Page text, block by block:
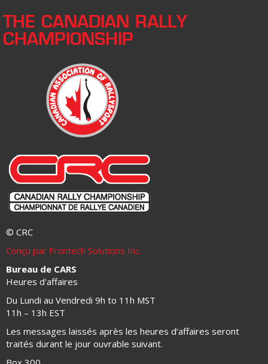
THE CANADIAN RALLY
CHAMPIONSHIP
© CRC
Conçu par Frontech Solutions Inc.
Bureau de CARS
Heures d'affaires
Du Lundi au Vendredi 9h to 11h MST
11h – 13h EST
Les messages laissés après les heures d’affaires seront
traités durant le jour ouvrable suivant.